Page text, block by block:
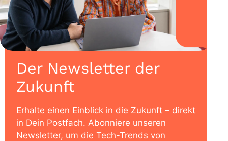
Der Newsletter der
Zukunft
Erhalte einen Einblick in die Zukunft – direkt
in Dein Postfach. Abonniere unseren
Newsletter, um die Tech-Trends von